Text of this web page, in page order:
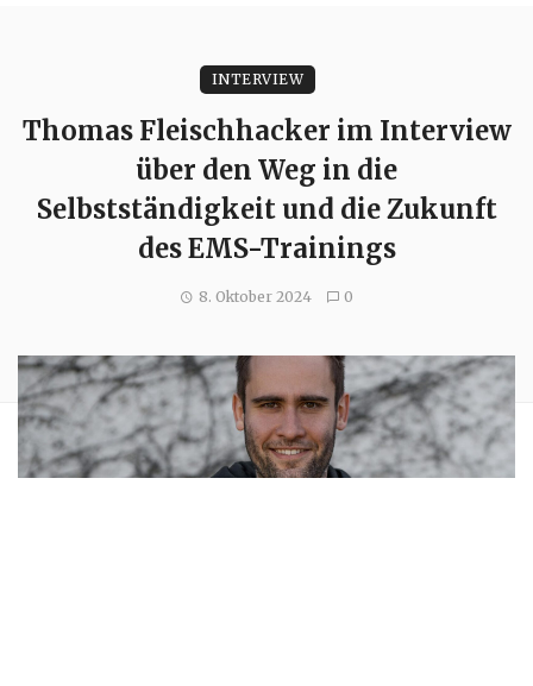
INTERVIEW
Thomas Fleischhacker im Interview
über den Weg in die
Selbstständigkeit und die Zukunft
des EMS-Trainings
8. Oktober 2024 0